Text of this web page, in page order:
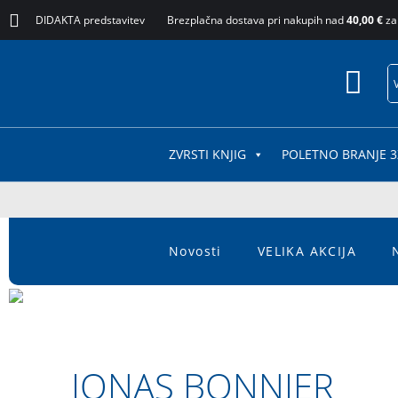
DIDAKTA predstavitev Brezplačna dostava pri nakupih nad40,00 €
ZVRSTI KNJIG POLETNO BRANJE
Novosti VELIKA AKCIJA
JONAS BONNIER